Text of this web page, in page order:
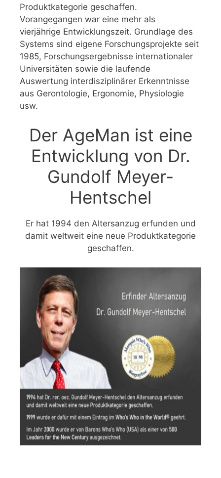
Produktkategorie geschaffen.
Vorangegangen war eine mehr als
vierjährige Entwicklungszeit. Grundlage des
Systems sind eigene Forschungsprojekte seit
1985, Forschungsergebnisse internationaler
Universitäten sowie die laufende
Auswertung interdisziplinärer Erkenntnisse
aus Gerontologie, Ergonomie, Physiologie
usw.
Der AgeMan ist eine
Entwicklung von Dr.
Gundolf Meyer-
Hentschel
Er hat 1994 den Altersanzug erfunden und
damit weltweit eine neue Produktkategorie
geschaffen.